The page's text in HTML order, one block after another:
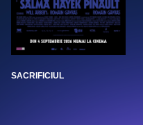
SACRIFICIUL